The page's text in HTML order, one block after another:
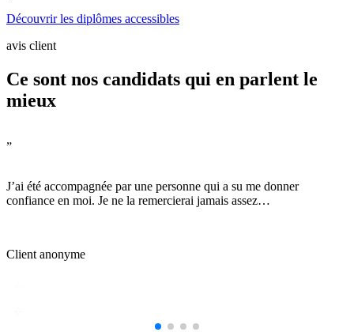
Découvrir les diplômes accessibles
avis client
Ce sont nos candidats qui en parlent le
mieux
”
J’ai été accompagnée par une personne qui a su me donner
confiance en moi. Je ne la remercierai jamais assez…
Client anonyme